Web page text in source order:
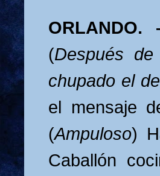
(Después
chupado el
el mensaje
(Ampuloso)
Caballón